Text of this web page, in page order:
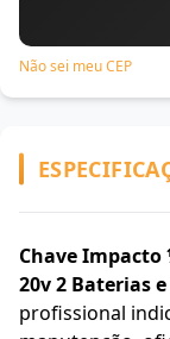
Não sei meu CEP
Chave Impacto
20v 2 Baterias
profissional